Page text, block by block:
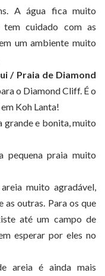
A água fica muito
tem cuidado com as
um ambiente muito
/ Praia de Diamond
o Diamond Cliff. É o
Koh Lanta!
grande e bonita, muito
pequena praia muito
muito agradável,
as outras. Para os que
até um campo de
esperar por eles no
areia é ainda mais